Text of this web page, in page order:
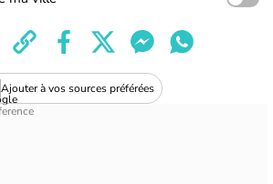
Ajouter à vos sources préférées